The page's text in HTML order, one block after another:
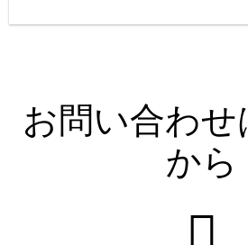
お問い合わせ
から